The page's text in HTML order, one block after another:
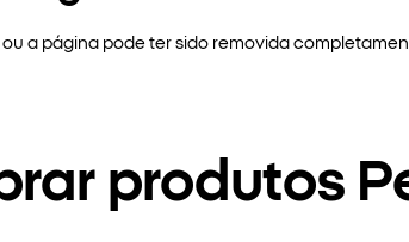
a página pode ter sido removida
produtos